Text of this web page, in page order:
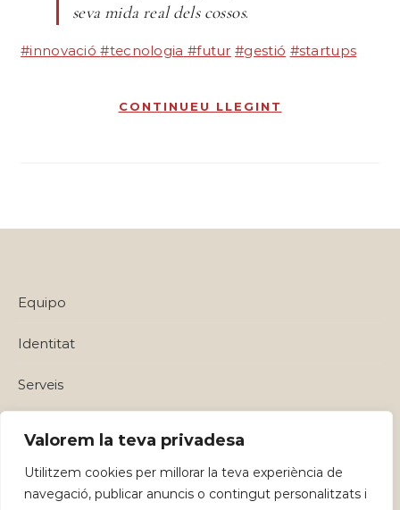
Valorem la teva privadesa
Utilitzem cookies per millorar la teva experiència de
navegació, publicar anuncis o contingut personalitzats i
seva mida real dels cossos.
#innovació #tecnologia #futur #gestió #startups
CONTINUEU LLEGINT
Equipo
Identitat
Serveis